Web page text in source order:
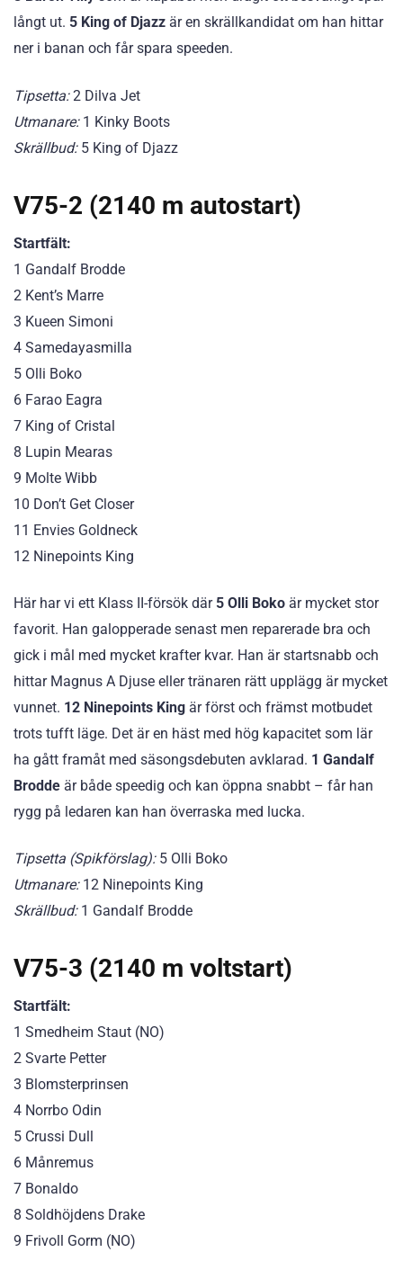
långt ut. 5 King of Djazz är en skrällkandidat om han hittar
ner i banan och får spara speeden.
Tipsetta:2 Dilva Jet
Utmanare:1 Kinky Boots
Skrällbud:5 King of Djazz
V75-2 (2140 m autostart)
Startfält:
1 Gandalf Brodde
2 Kent’s Marre
3 Kueen Simoni
4 Samedayasmilla
5 Olli Boko
6 Farao Eagra
7 King of Cristal
8 Lupin Mearas
9 Molte Wibb
10 Don’t Get Closer
11 Envies Goldneck
12 Ninepoints King
Här har vi ett Klass II-försök där 5 Olli Boko är mycket stor
favorit. Han galopperade senast men reparerade bra och
gick i mål med mycket krafter kvar. Han är startsnabb och
hittar Magnus A Djuse eller tränaren rätt upplägg är mycket
vunnet. 12 Ninepoints King är först och främst motbudet
trots tufft läge. Det är en häst med hög kapacitet som lär
ha gått framåt med säsongsdebuten avklarad. 1 Gandalf
Brodde är både speedig och kan öppna snabbt – får han
rygg på ledaren kan han överraska med lucka.
Tipsetta (Spikförslag):5 Olli Boko
Utmanare:12 Ninepoints King
Skrällbud:1 Gandalf Brodde
V75-3 (2140 m voltstart)
Startfält:
1 Smedheim Staut (NO)
2 Svarte Petter
3 Blomsterprinsen
4 Norrbo Odin
5 Crussi Dull
6 Månremus
7 Bonaldo
8 Soldhöjdens Drake
9 Frivoll Gorm (NO)